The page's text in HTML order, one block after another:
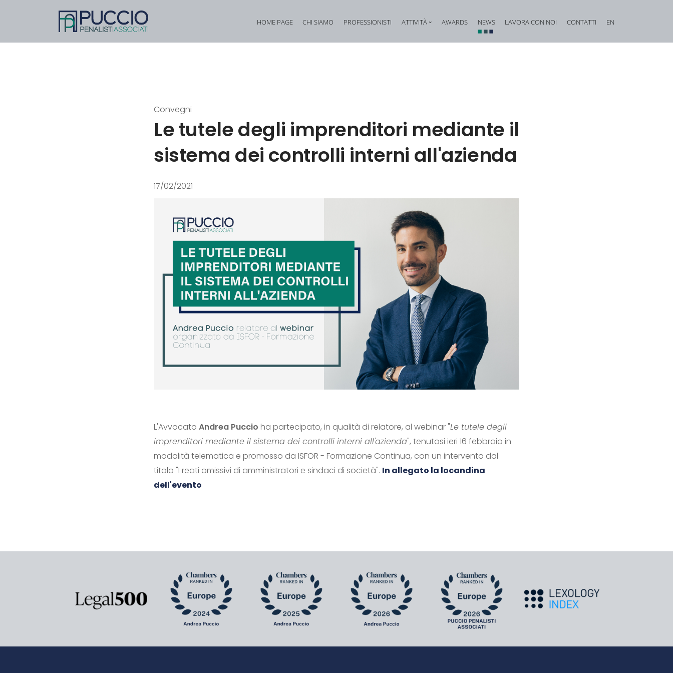
HOME PAGE CHI SIAMO PROFESSIONISTI ATTIVITÀ
Reati in materia di igiene e sicurezza sul lavoro
Compliance: responsabilità amministrativa degli enti e privacy
Assistenza in vicende di natura transnazionale
Reati contro la Pubblica Amministrazione
Responsabilità medica
Reati contro la persona e contro la famiglia
AWARDS NEWS LAVORA CON NOI CONTATTI EN
Convegni
Le tutele degli imprenditori mediante il
sistema dei controlli interni all'azienda
17/02/2021
L'Avvocato Andrea Puccio ha partecipato, in qualità di relatore, al webinar "Le tutele degli
imprenditori mediante il sistema dei controlli interni all'azienda", tenutosi ieri 16 febbraio in
modalità telematica e promosso da ISFOR - Formazione Continua, con un intervento dal
titolo "I reati omissivi di amministratori e sindaci di società". In allegato la locandina
dell'evento